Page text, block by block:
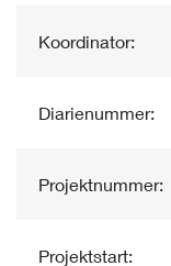
Koordinator:
Diarienummer:
Projektnummer:
Projektstart: